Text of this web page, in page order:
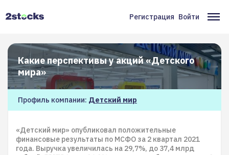
Меню
учётной
записи
пользователя
Регистрация Войти
Какие перспективы у акций «Детского
мира»
Профиль компании: Детский мир
«Детский мир» опубликовал положительные
финансовые результаты по МСФО за 2 квартал 2021
года. Выручка увеличилась на 29,7%, до 37,4 млрд